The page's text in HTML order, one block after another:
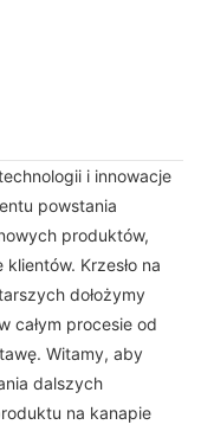
i innowacje
powstania
produktów,
Krzesło na
dołożymy
całym procesie od
Witamy, aby
dalszych
na kanapie